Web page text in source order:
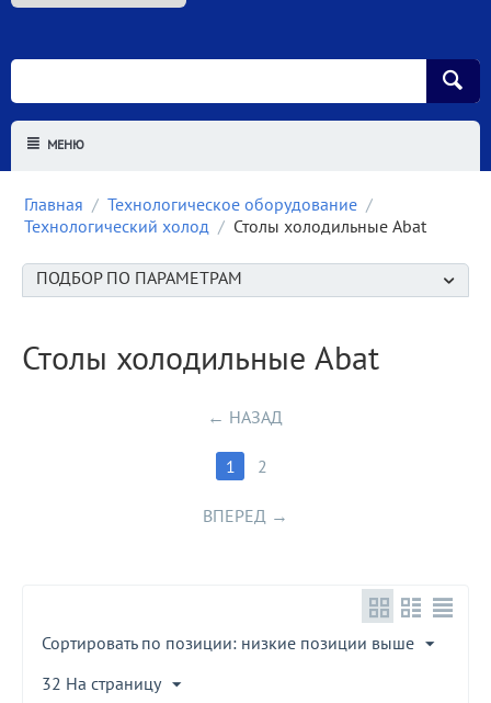
МЕНЮ
Главная / Технологическое оборудование /
Технологический холод / Столы холодильные Abat
ПОДБОР ПО ПАРАМЕТРАМ
Столы холодильные Abat
НАЗАД
1 2
ВПЕРЕД
Сортировать по позиции: низкие позиции выше
32 На страницу